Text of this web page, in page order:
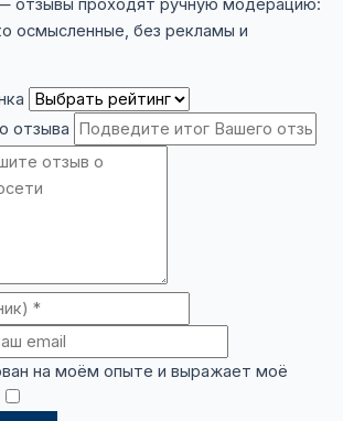
отзывы проходят ручную модерацию:
осмысленные, без рекламы и
отзыва
на моём опыте и выражает моё